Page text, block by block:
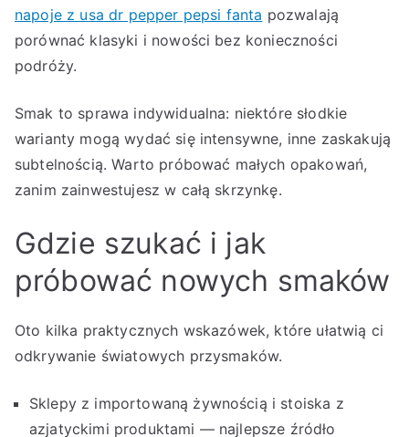
napoje z usa dr pepper pepsi fanta pozwalają
porównać klasyki i nowości bez konieczności
podróży.
Smak to sprawa indywidualna: niektóre słodkie
warianty mogą wydać się intensywne, inne zaskakują
subtelnością. Warto próbować małych opakowań,
zanim zainwestujesz w całą skrzynkę.
Gdzie szukać i jak
próbować nowych smaków
Oto kilka praktycznych wskazówek, które ułatwią ci
odkrywanie światowych przysmaków.
Sklepy z importowaną żywnością i stoiska z
azjatyckimi produktami — najlepsze źródło